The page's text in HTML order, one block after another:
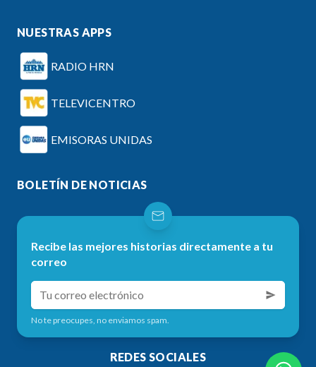
NUESTRAS APPS
RADIO HRN
TELEVICENTRO
EMISORAS UNIDAS
BOLETÍN DE NOTICIAS
Recibe las mejores historias directamente a tu
correo
No te preocupes, no enviamos spam.
REDES SOCIALES